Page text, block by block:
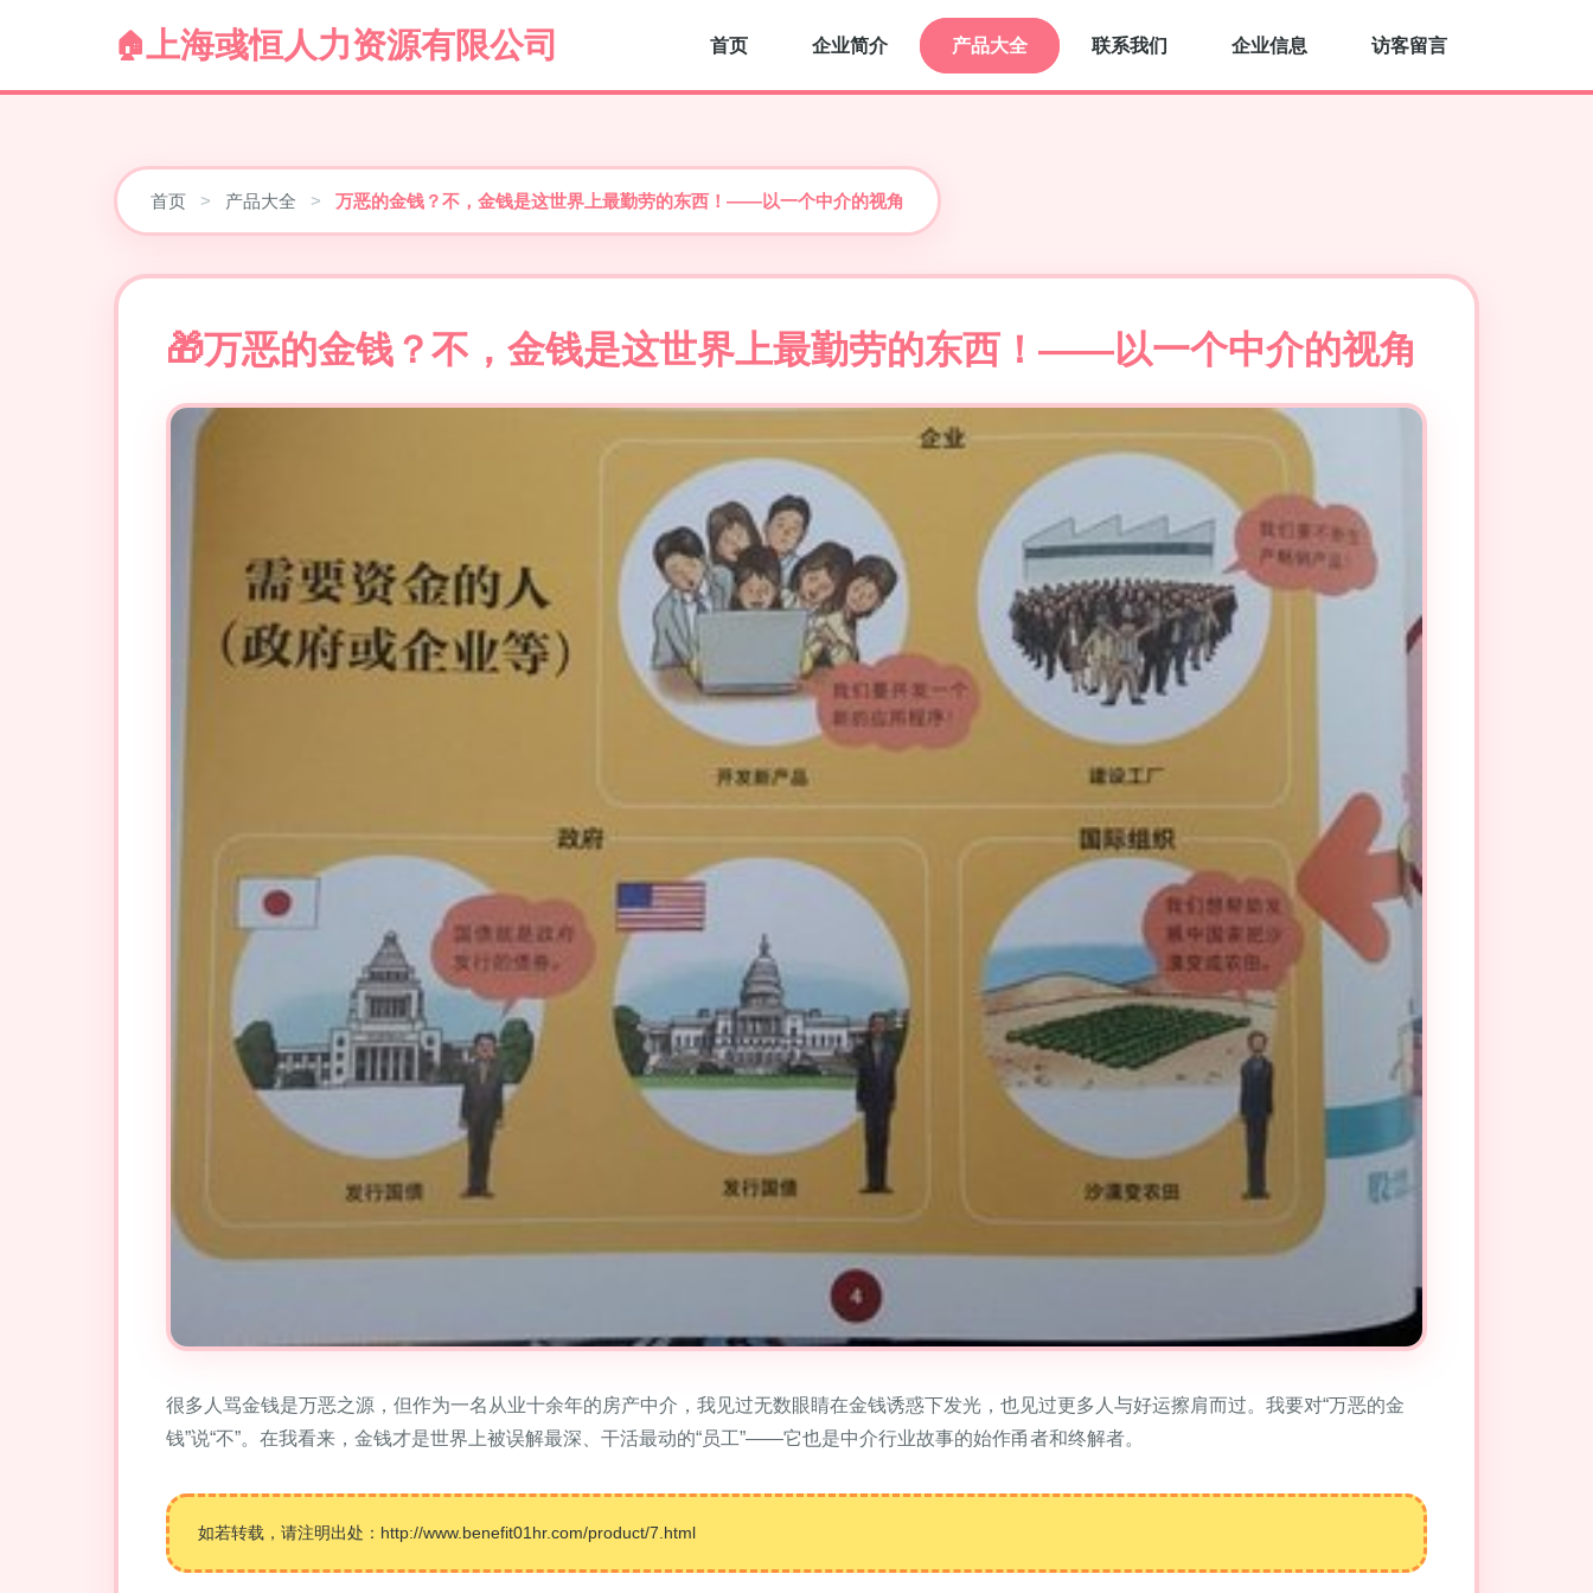
上海彧恒人力资源有限公司 首页 企业简介 产品大全 联系我们 企业信息 访客留言
首页 > 产品大全 > 万恶的金钱？不，金钱是这世界上最勤劳的东西！——以一个中介的视角
万恶的金钱？不，金钱是这世界上最勤劳的东西！——以一个中介的视角
很多人骂金钱是万恶之源，但作为一名从业十余年的房产中介，我见过无数眼睛在金钱诱惑下发光，也见过更多人与好运擦肩而过。我要对“万恶的金
钱”说“不”。在我看来，金钱才是世界上被误解最深、干活最动的“员工”——它也是中介行业故事的始作甬者和终解者。
如若转载，请注明出处：http://www.benefit01hr.com/product/7.html